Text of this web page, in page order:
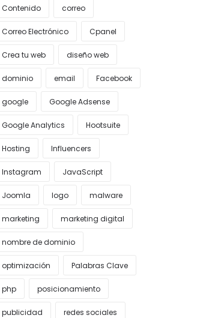
Contenido correo
Correo Electrónico Cpanel
Crea tu web diseño web
dominio email Facebook
google Google Adsense
Google Analytics Hootsuite
Hosting Influencers
Instagram JavaScript
Joomla logo malware
marketing marketing digital
nombre de dominio
optimización Palabras Clave
php posicionamiento
publicidad redes sociales